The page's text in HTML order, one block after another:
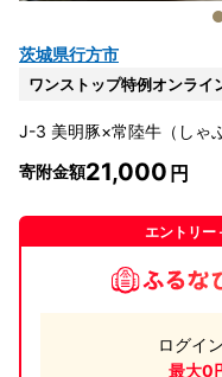
茨城県行方市
ワンストップ特例オンライ
J-3 美明豚×常陸牛（しゃ
寄附金額21,000
エントリー
ログイ
最大0